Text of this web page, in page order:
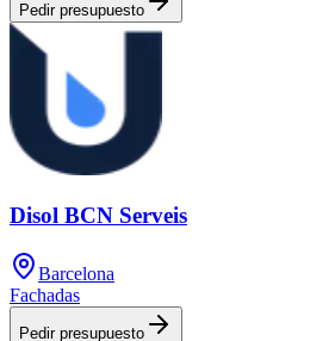
Pedir presupuesto
Disol BCN Serveis
Barcelona
Fachadas
Pedir presupuesto